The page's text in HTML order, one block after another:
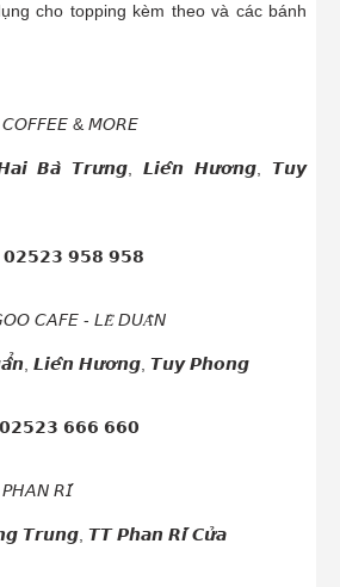
cho topping kèm theo và các bánh
& 𝘔𝘖𝘙𝘌
𝘽𝙖̀ 𝙏𝙧𝙪̛𝙣𝙜, 𝙇𝙞𝙚̂𝙣 𝙃𝙪̛𝙤̛𝙣𝙜, 𝙏𝙪𝙮
𝟬𝟮𝟱𝟮𝟯 𝟵𝟱𝟴 𝟵𝟱𝟴
𝘊𝘈𝘍𝘌 - 𝘓𝐸̂ 𝘋𝘜𝐴̂̃𝘕
𝙇𝙞𝙚̂𝙣 𝙃𝙪̛𝙤̛𝙣𝙜, 𝙏𝙪𝙮 𝙋𝙝𝙤𝙣𝙜
𝟬𝟮𝟱𝟮𝟯 𝟲𝟲𝟲 𝟲𝟲𝟬
𝘙𝘐́
𝙏𝙧𝙪𝙣𝙜, 𝙏𝙏 𝙋𝙝𝙖𝙣 𝙍𝙞́ 𝘾𝙪̛̉𝙖